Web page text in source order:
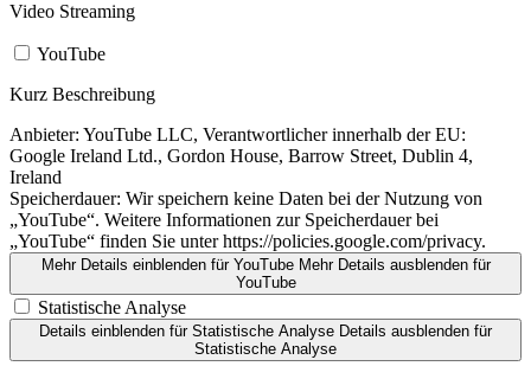
Video Streaming
YouTube
Kurz Beschreibung
Anbieter: YouTube LLC, Verantwortlicher innerhalb der EU:
Google Ireland Ltd., Gordon House, Barrow Street, Dublin 4,
Ireland
Speicherdauer: Wir speichern keine Daten bei der Nutzung von
„YouTube“. Weitere Informationen zur Speicherdauer bei
„YouTube“ finden Sie unter https://policies.google.com/privacy.
Mehr Details einblendenfür YouTube Mehr Details ausblendenfür
YouTube
Statistische Analyse
Details einblenden für Statistische Analyse Details ausblenden für
Statistische Analyse